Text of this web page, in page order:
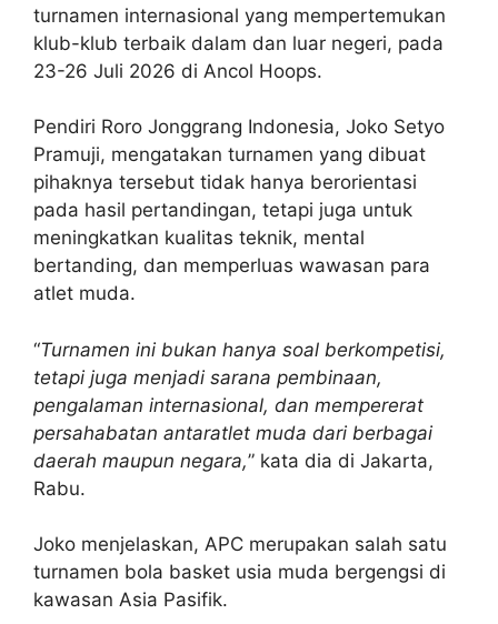
turnamen internasional yang mempertemukan
klub-klub terbaik dalam dan luar negeri, pada
23-26 Juli 2026 di Ancol Hoops.
Pendiri Roro Jonggrang Indonesia, Joko Setyo
Pramuji, mengatakan turnamen yang dibuat
pihaknya tersebut tidak hanya berorientasi
pada hasil pertandingan, tetapi juga untuk
meningkatkan kualitas teknik, mental
bertanding, dan memperluas wawasan para
atlet muda.
“Turnamen ini bukan hanya soal berkompetisi,
tetapi juga menjadi sarana pembinaan,
pengalaman internasional, dan mempererat
persahabatan antaratlet muda dari berbagai
daerah maupun negara,” kata dia di Jakarta,
Rabu.
Joko menjelaskan, APC merupakan salah satu
turnamen bola basket usia muda bergengsi di
kawasan Asia Pasifik.